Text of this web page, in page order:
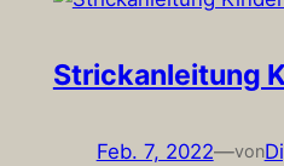
Strickanleitung
Feb. 7, 2022—von